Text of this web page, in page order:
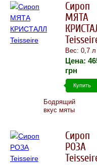
Сироп
МЯТА
Вес: 0,7 л
Цена:
грн
Купить
Бодрящий
вкус мяты
Сироп
РОЗА